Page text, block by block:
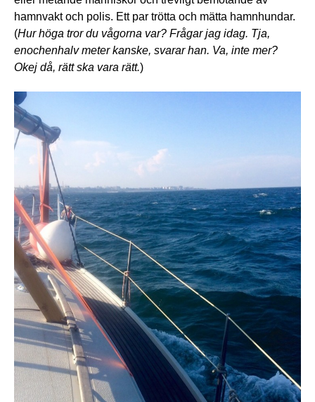
hamnvakt och polis. Ett par trötta och mätta hamnhundar.
(Hur höga tror du vågorna var? Frågar jag idag. Tja,
enochenhalv meter kanske, svarar han. Va, inte mer?
Okej då, rätt ska vara rätt.)